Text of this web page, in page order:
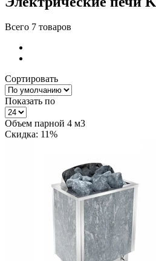
Всего 7 товаров
Сортировать
Показать по
Объем парной 4 м3
Скидка: 11%